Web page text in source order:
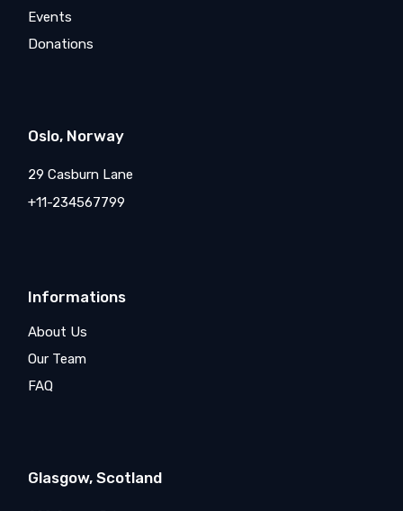
Events
Donations
Oslo, Norway
29 Casburn Lane
+11-234567799
Informations
About Us
Our Team
FAQ
Glasgow, Scotland